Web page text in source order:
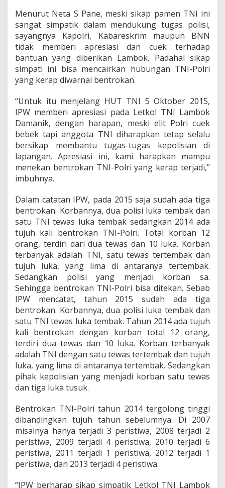
j
a
Menurut Neta S Pane, meski sikap pamen TNI ini
sangat simpatik dalam mendukung tugas polisi,
sayangnya Kapolri, Kabareskrim maupun BNN
tidak memberi apresiasi dan cuek terhadap
bantuan yang diberikan Lambok. Padahal sikap
simpati ini bisa mencairkan hubungan TNI-Polri
yang kerap diwarnai bentrokan.
“Untuk itu menjelang HUT TNI 5 Oktober 2015,
IPW memberi apresiasi pada Letkol TNI Lambok
Damanik, dengan harapan, meski elit Polri cuek
bebek tapi anggota TNI diharapkan tetap selalu
bersikap membantu tugas-tugas kepolisian di
lapangan. Apresiasi ini, kami harapkan mampu
menekan bentrokan TNI-Polri yang kerap terjadi,”
imbuhnya.
Dalam catatan IPW, pada 2015 saja sudah ada tiga
bentrokan. Korbannya, dua polisi luka tembak dan
satu TNI tewas luka tembak sedangkan 2014 ada
tujuh kali bentrokan TNI-Polri. Total korban 12
orang, terdiri dari dua tewas dan 10 luka. Korban
terbanyak adalah TNI, satu tewas tertembak dan
tujuh luka, yang lima di antaranya tertembak.
Sedangkan polisi yang menjadi korban sa.
Sehingga bentrokan TNI-Polri bisa ditekan. Sebab
IPW mencatat, tahun 2015 sudah ada tiga
bentrokan. Korbannya, dua polisi luka tembak dan
satu TNI tewas luka tembak. Tahun 2014 ada tujuh
kali bentrokan dengan korban total 12 orang,
terdiri dua tewas dan 10 luka. Korban terbanyak
adalah TNI dengan satu tewas tertembak dan tujuh
luka, yang lima di antaranya tertembak. Sedangkan
pihak kepolisian yang menjadi korban satu tewas
dan tiga luka tusuk.
Bentrokan TNI-Polri tahun 2014 tergolong tinggi
dibandingkan tujuh tahun sebelumnya. Di 2007
misalnya hanya terjadi 3 peristiwa, 2008 terjadi 2
peristiwa, 2009 terjadi 4 peristiwa, 2010 terjadi 6
peristiwa, 2011 terjadi 1 peristiwa, 2012 terjadi 1
peristiwa, dan 2013 terjadi 4 peristiwa.
“IPW berharap sikap simpatik Letkol TNI Lambok